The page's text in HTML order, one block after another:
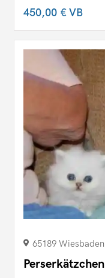
450,00 €VB
65189 Wiesbaden
Perserkätzchen